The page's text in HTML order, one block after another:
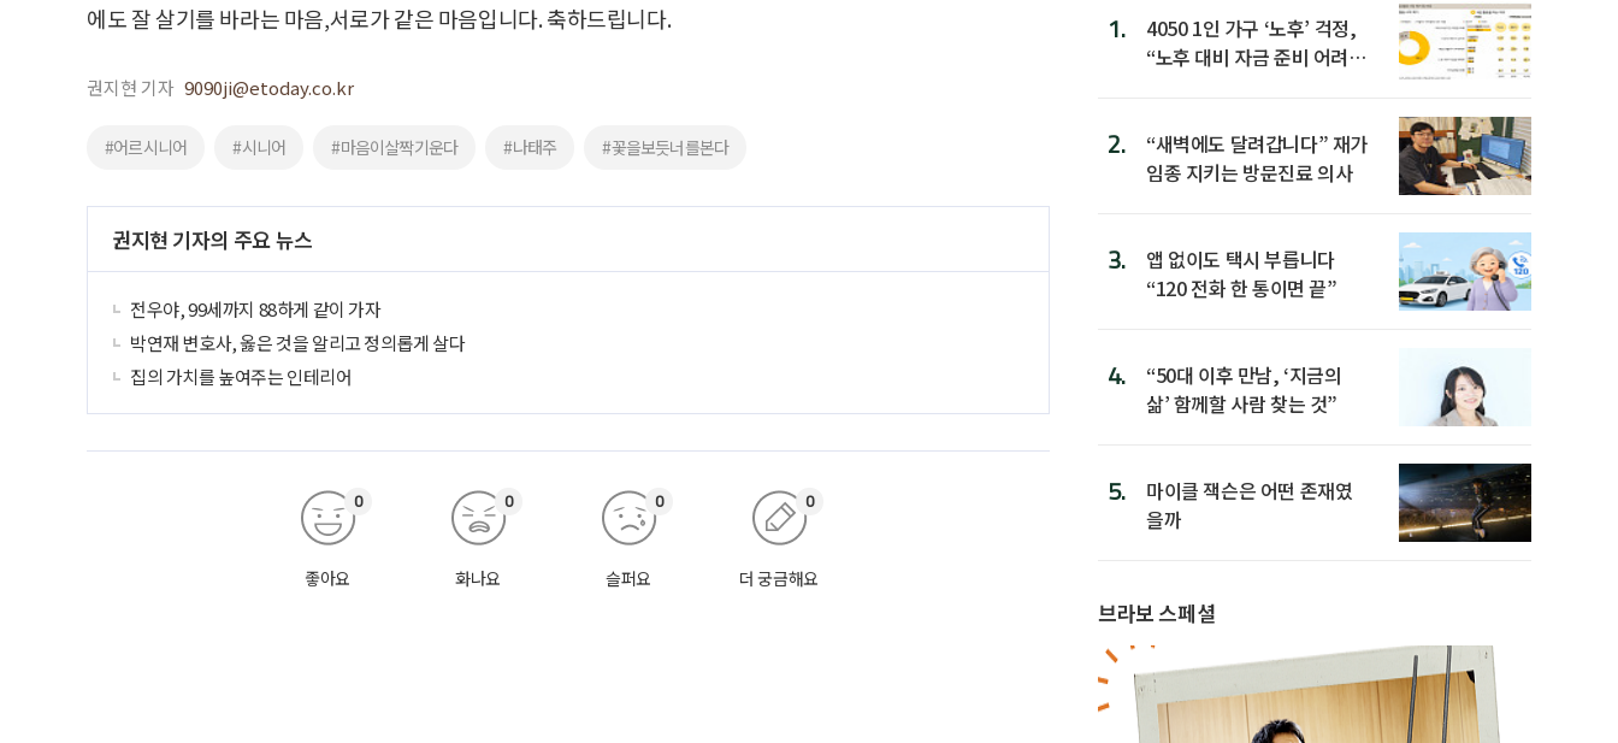
에도 잘 살기를 바라는 마음,서로가 같은 마음입니다. 축하드립니다.
권지현 기자 9090ji@etoday.co.kr
#어르시니어 #시니어 #마음이살짝기운다 #나태주 #꽃을보듯너를본다
권지현 기자의 주요 뉴스
전우야, 99세까지 88하게 같이 가자
박연재 변호사, 옳은 것을 알리고 정의롭게 살다
집의 가치를 높여주는 인테리어
좋아요
0
화나요
0
슬퍼요
0
더 궁금해요
0
1.
4050 1인 가구 ‘노후’ 걱정,
“노후 대비 자금 준비 어려
2.
“새벽에도 달려갑니다” 재가
임종 지키는 방문진료 의사
3.
앱 없이도 택시 부릅니다
“120 전화 한 통이면 끝”
4.
“50대 이후 만남, ‘지금의
삶’ 함께할 사람 찾는 것”
5.
마이클 잭슨은 어떤 존재였
을까
브라보 스페셜